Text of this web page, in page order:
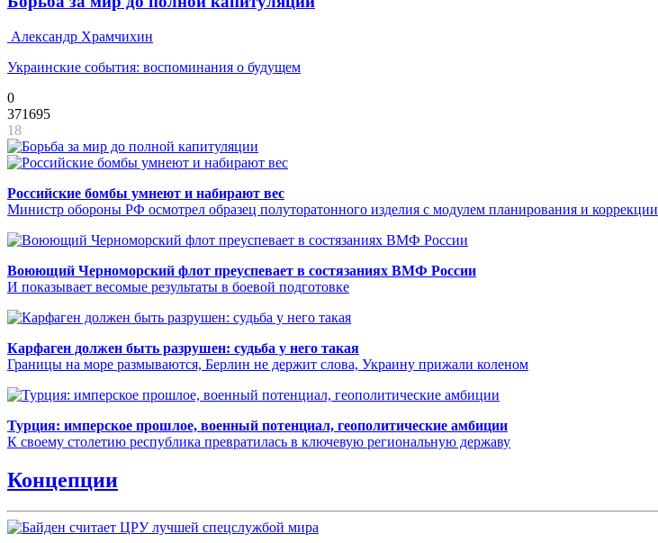
Александр Храмчихин
Украинские события: воспоминания о будущем
0
371695
18
Российские бомбы умнеют и набирают вес
Министр обороны РФ осмотрел образец полуторатонного изделия с модулем планирования и коррекции
Воюющий Черноморский флот преуспевает в состязаниях ВМФ России
И показывает весомые результаты в боевой подготовке
Карфаген должен быть разрушен: судьба у него такая
Границы на море размываются, Берлин не держит слова, Украину прижали коленом
Турция: имперское прошлое, военный потенциал, геополитические амбиции
К своему столетию республика превратилась в ключевую региональную державу
Концепции